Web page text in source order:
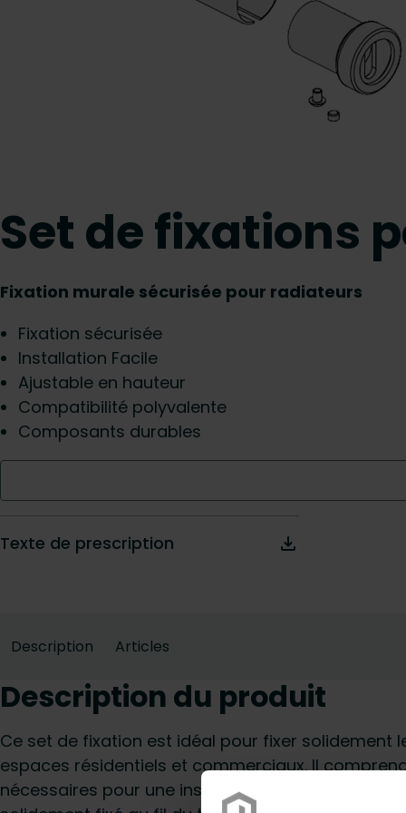
Set de fixations
Fixation murale sécurisée pour radiateurs
Fixation sécurisée
Installation Facile
Ajustable en hauteur
Compatibilité polyvalente
Composants durables
Texte de prescription
Description Articles
Description du produit
Ce set de fixation est idéal pour fixer solidement
espaces résidentiels et commerciaux. Il
nécessaires pour une installation robuste,